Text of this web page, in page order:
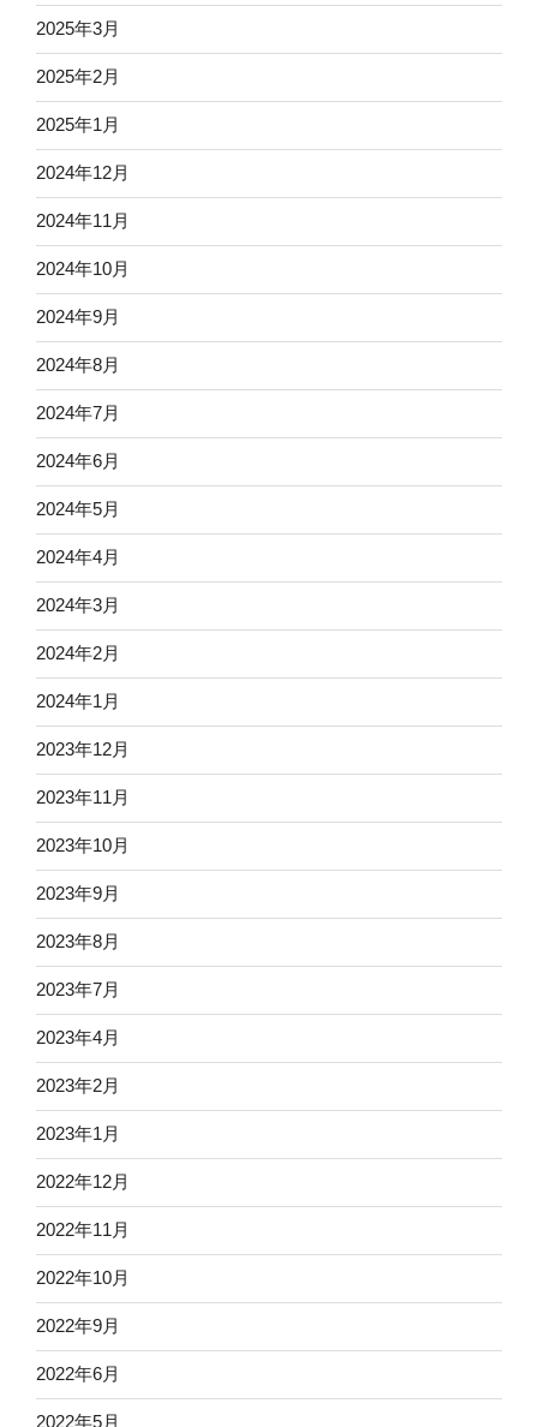
2025年3月
2025年2月
2025年1月
2024年12月
2024年11月
2024年10月
2024年9月
2024年8月
2024年7月
2024年6月
2024年5月
2024年4月
2024年3月
2024年2月
2024年1月
2023年12月
2023年11月
2023年10月
2023年9月
2023年8月
2023年7月
2023年4月
2023年2月
2023年1月
2022年12月
2022年11月
2022年10月
2022年9月
2022年6月
2022年5月